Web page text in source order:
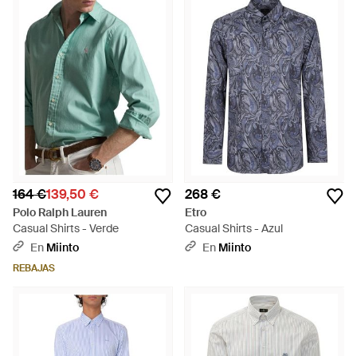
164 €139,50 €
Polo Ralph Lauren
Casual Shirts - Verde
En Miinto
REBAJAS
268 €
Etro
Casual Shirts - Azul
En Miinto